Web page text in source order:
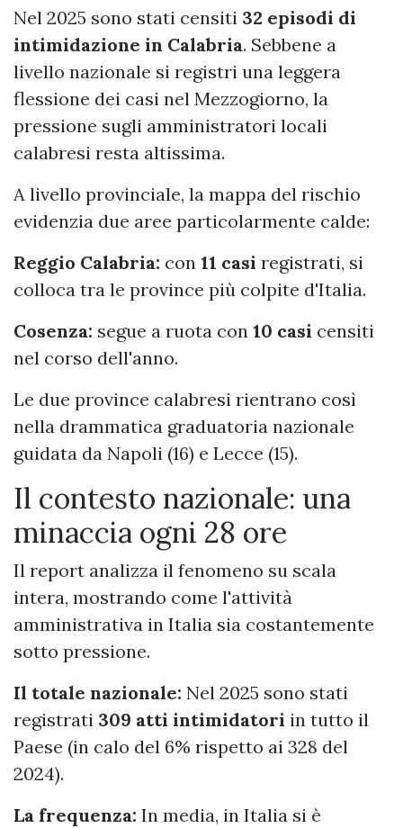
Nel 2025 sono stati censiti 32 episodi di
intimidazione in Calabria. Sebbene a
livello nazionale si registri una leggera
flessione dei casi nel Mezzogiorno, la
pressione sugli amministratori locali
calabresi resta altissima.
A livello provinciale, la mappa del rischio
evidenzia due aree particolarmente calde:
Reggio Calabria: con 11 casi registrati, si
colloca tra le province più colpite d'Italia.
Cosenza: segue a ruota con 10 casi censiti
nel corso dell'anno.
Le due province calabresi rientrano così
nella drammatica graduatoria nazionale
guidata da Napoli (16) e Lecce (15).
Il contesto nazionale: una
minaccia ogni 28 ore
Il report analizza il fenomeno su scala
intera, mostrando come l'attività
amministrativa in Italia sia costantemente
sotto pressione.
Il totale nazionale: Nel 2025 sono stati
registrati 309 atti intimidatori in tutto il
Paese (in calo del 6% rispetto ai 328 del
2024).
La frequenza: In media, in Italia si è